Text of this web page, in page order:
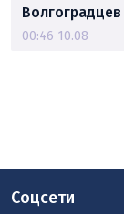
00:46 10.08
Соцсети